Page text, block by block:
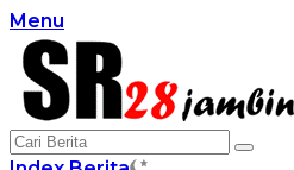
Langsung
ke
konten
Menu